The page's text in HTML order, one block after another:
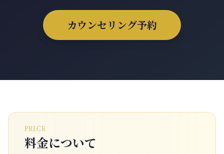
カウンセリング予約
PRICE
料金について